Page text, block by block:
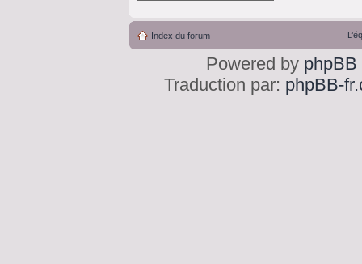
Index du forum
Powered by phpBB
Traduction par: phpBB-